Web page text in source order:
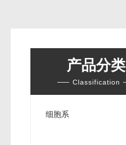
产品分类
Classification
细胞系